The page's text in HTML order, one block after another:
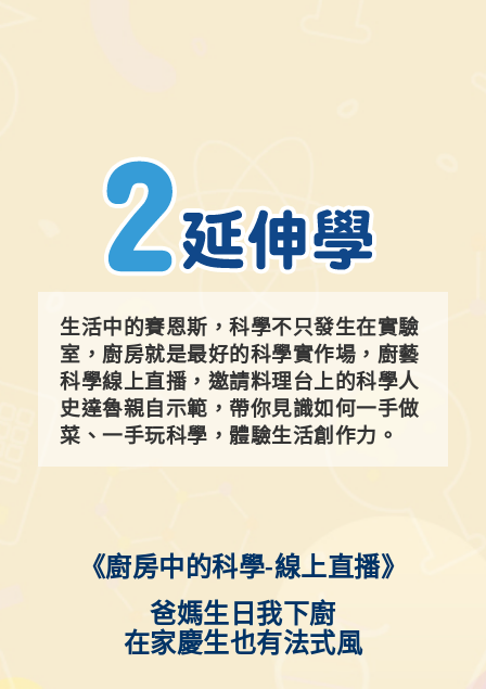
生活中的賽恩斯，科學不只發生在實驗
室，廚房就是最好的科學實作場，
科學線上直播，邀請料理台上的科學人
史達魯親自示範，帶你見識如何一手做
菜、一手玩科學，體驗生活創作力。
《廚房中的科學-線上直播》
爸媽生日我下廚
在家慶生也有法式風
◆日期：11/6(六)
報名至 11/4(四) 18:00 止